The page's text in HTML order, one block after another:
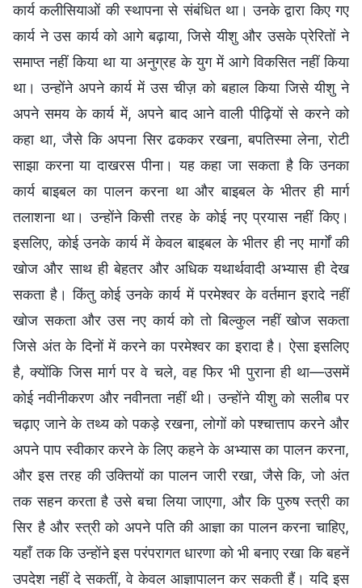
कार्य कलीसियाओं की स्थापना से संबंधित था। उनके द्वारा किए गए
कार्य ने उस कार्य को आगे बढ़ाया, जिसे यीशु और उसके प्रेरितों ने
समाप्त नहीं किया था या अनुग्रह के युग में आगे विकसित नहीं किया
था। उन्होंने अपने कार्य में उस चीज़ को बहाल किया जिसे यीशु ने
अपने समय के कार्य में, अपने बाद आने वाली पीढ़ियों से करने को
कहा था, जैसे कि अपना सिर ढककर रखना, बपतिस्मा लेना, रोटी
साझा करना या दाखरस पीना। यह कहा जा सकता है कि उनका
कार्य बाइबल का पालन करना था और बाइबल के भीतर ही मार्ग
तलाशना था। उन्होंने किसी तरह के कोई नए प्रयास नहीं किए।
इसलिए, कोई उनके कार्य में केवल बाइबल के भीतर ही नए मार्गों की
खोज और साथ ही बेहतर और अधिक यथार्थवादी अभ्यास ही देख
सकता है। किंतु कोई उनके कार्य में परमेश्वर के वर्तमान इरादे नहीं
खोज सकता और उस नए कार्य को तो बिल्कुल नहीं खोज सकता
जिसे अंत के दिनों में करने का परमेश्वर का इरादा है। ऐसा इसलिए
है, क्योंकि जिस मार्ग पर वे चले, वह फिर भी पुराना ही था—उसमें
कोई नवीनीकरण और नवीनता नहीं थी। उन्होंने यीशु को सलीब पर
चढ़ाए जाने के तथ्य को पकड़े रखना, लोगों को पश्चात्ताप करने और
अपने पाप स्वीकार करने के लिए कहने के अभ्यास का पालन करना,
और इस तरह की उक्तियों का पालन जारी रखा, जैसे कि, जो अंत
तक सहन करता है उसे बचा लिया जाएगा, और कि पुरुष स्त्री का
सिर है और स्त्री को अपने पति की आज्ञा का पालन करना चाहिए,
यहाँ तक कि उन्होंने इस परंपरागत धारणा को भी बनाए रखा कि बहनें
उपदेश नहीं दे सकतीं, वे केवल आज्ञापालन कर सकती हैं। यदि इस